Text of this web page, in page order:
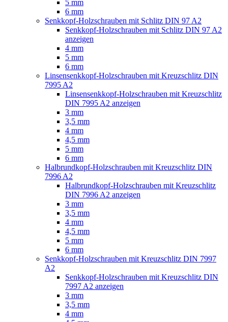
5 mm
6 mm
Senkkopf-Holzschrauben mit Schlitz DIN 97 A2
Senkkopf-Holzschrauben mit Schlitz DIN 97 A2
anzeigen
4 mm
5 mm
6 mm
Linsensenkkopf-Holzschrauben mit Kreuzschlitz DIN
7995 A2
Linsensenkkopf-Holzschrauben mit Kreuzschlitz
DIN 7995 A2 anzeigen
3 mm
3,5 mm
4 mm
4,5 mm
5 mm
6 mm
Halbrundkopf-Holzschrauben mit Kreuzschlitz DIN
7996 A2
Halbrundkopf-Holzschrauben mit Kreuzschlitz
DIN 7996 A2 anzeigen
3 mm
3,5 mm
4 mm
4,5 mm
5 mm
6 mm
Senkkopf-Holzschrauben mit Kreuzschlitz DIN 7997
A2
Senkkopf-Holzschrauben mit Kreuzschlitz DIN
7997 A2 anzeigen
3 mm
3,5 mm
4 mm